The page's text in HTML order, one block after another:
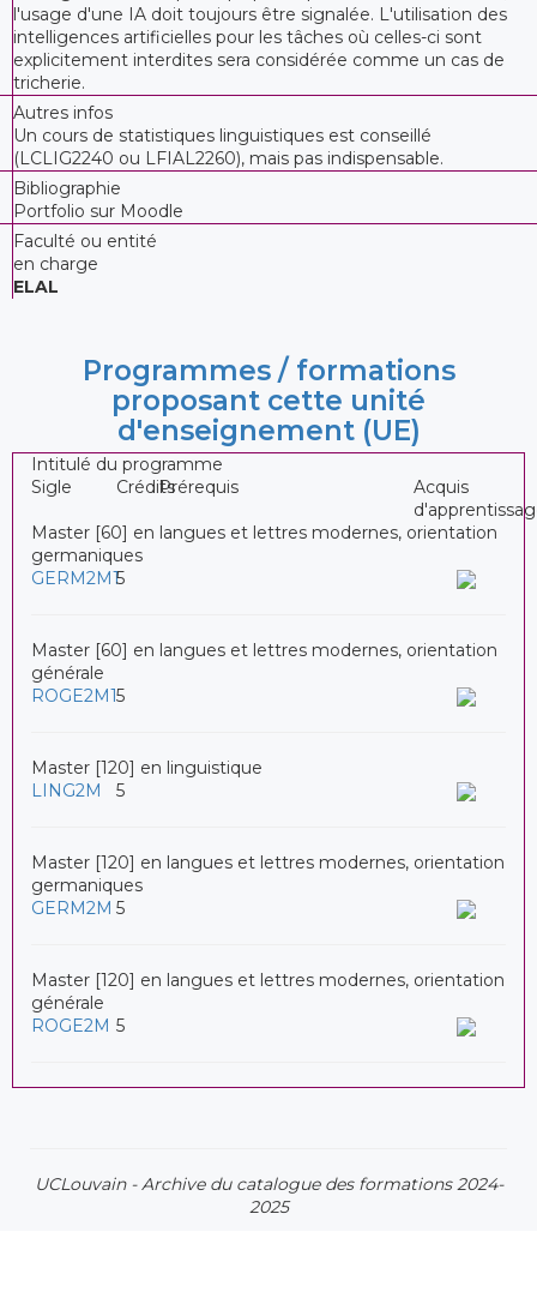
l'usage d'une IA doit toujours être signalée. L'utilisation des
intelligences artificielles pour les tâches où celles-ci sont
explicitement interdites sera considérée comme un cas de
tricherie.
Autres infos
Un cours de statistiques linguistiques est conseillé
(LCLIG2240 ou LFIAL2260), mais pas indispensable.
Bibliographie
Portfolio sur Moodle
Faculté ou entité
en charge
ELAL
Programmes / formations
proposant cette unité
d'enseignement (UE)
Intitulé du programme
Sigle
CréditsPrérequis
Acquis
Master [60] en langues et lettres modernes, orientation
germaniques
GERM2M15
Master [60] en langues et lettres modernes, orientation
générale
ROGE2M15
Master [120] en linguistique
LING2M
5
Master [120] en langues et lettres modernes, orientation
germaniques
GERM2M 5
Master [120] en langues et lettres modernes, orientation
générale
ROGE2M 5
UCLouvain - Archive du catalogue des formations 2024-
2025